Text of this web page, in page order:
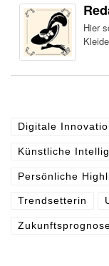
Hier
Digitale
Künstliche
Persönliche
Trendsetterin